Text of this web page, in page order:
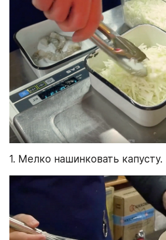
1. Мелко нашинковать капусту.